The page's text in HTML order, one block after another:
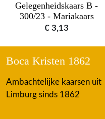
Gelegenheidskaars B -
300/23 - Mariakaars
€ 3,13
Boca Kristen 1862
Ambachtelijke kaarsen uit
Limburg sinds 1862